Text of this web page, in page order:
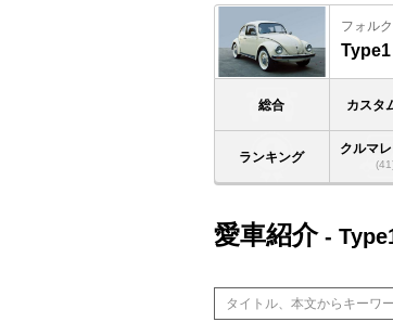
フォル
Type1
総合 カスタ
ランキング
クルマ
愛車紹介-